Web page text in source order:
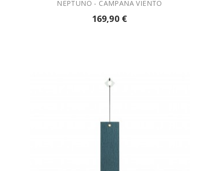
NEPTUNO - CAMPANA VIENTO
169,90 €